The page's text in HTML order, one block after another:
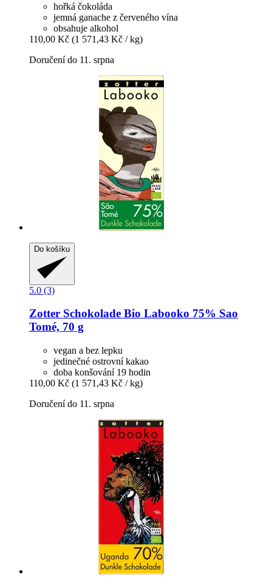
hořká čokoláda
jemná ganache z červeného vína
obsahuje alkohol
110,00 Kč (1 571,43 Kč / kg)
Doručení do 11. srpna
Do košíku
5.0 (3)
Zotter Schokolade Bio Labooko 75% Sao
Tomé, 70 g
vegan a bez lepku
jedinečné ostrovní kakao
doba konšování 19 hodin
110,00 Kč (1 571,43 Kč / kg)
Doručení do 11. srpna